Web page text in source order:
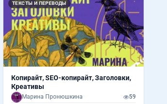
ТЕКСТЫ И ПЕРЕВОДЫ
Копирайт, SEO-копирайт, Заголовки,
Креативы
Марина Пронюшкина 59